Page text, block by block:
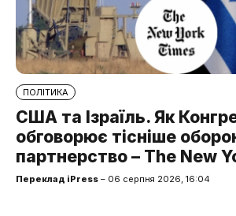
ПОЛІТИКА
США та Ізраїль. Як
обговорює тісніше
партнерство – The New
Переклад iPress – 06 серпня 2026, 16:04